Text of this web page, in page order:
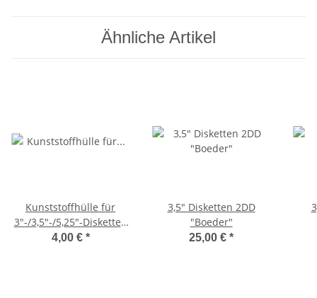
Ähnliche Artikel
Kunststoffhülle für
3"-/3,5"-/5,25"-Disketten
(slim)
4,00 € *
3,5" Disketten 2DD
"Boeder"
25,00 € *